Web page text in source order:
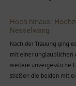
Nesselwang
Nach der Trauung ging
mit einer unglaublichen
weitere unvergessliche
stießen die beiden mit
Mit einer urigen